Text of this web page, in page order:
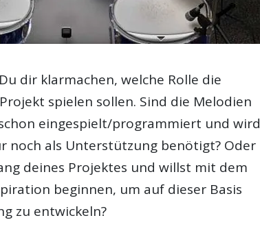
dir klarmachen, welche Rolle die
spielen sollen. Sind die Melodien
eingespielt/programmiert und wird
noch als Unterstützung benötigt? Oder
deines Projektes und willst mit dem
beginnen, um auf dieser Basis
zu entwickeln?